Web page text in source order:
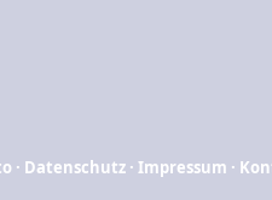
· Datenschutz· Impressum ·